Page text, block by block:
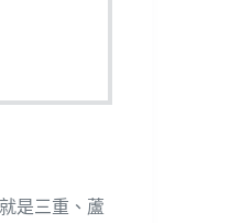
是三重、蘆